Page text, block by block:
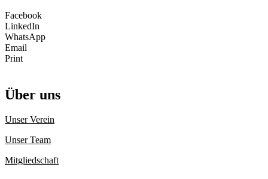
Facebook
LinkedIn
WhatsApp
Email
Print
Über uns
Unser Verein
Unser Team
Mitgliedschaft